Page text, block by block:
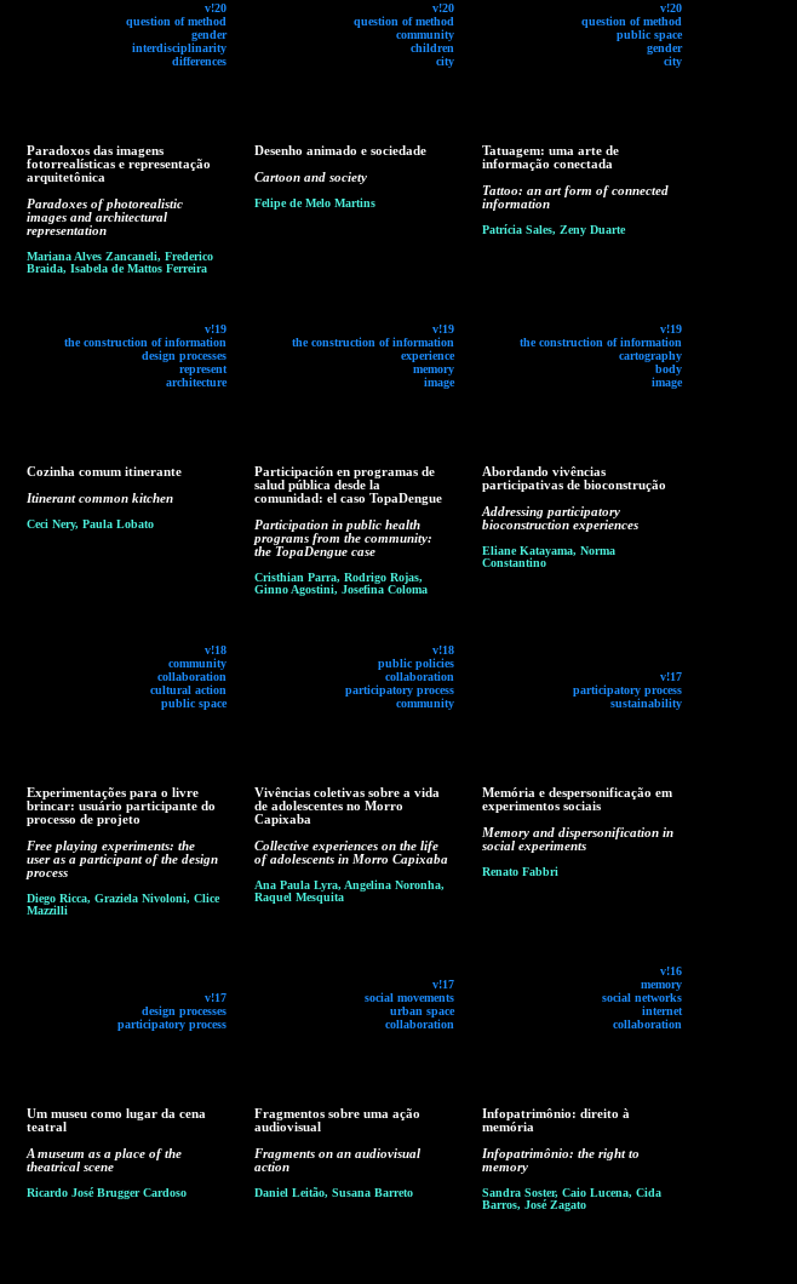
v!20
question of method
gender
interdisciplinarity
differences
v!20
question of method
community
children
city
v!20
question of method
public space
gender
city
Paradoxos das imagens
fotorrealísticas e representação
arquitetônica
Paradoxes of photorealistic
images and architectural
representation
Mariana Alves Zancaneli, Frederico
Braida, Isabela de Mattos Ferreira
v!19
the construction of information
design processes
represent
architecture
Desenho animado e sociedade
Cartoon and society
Felipe de Melo Martins
v!19
the construction of information
experience
memory
image
Tatuagem: uma arte de
informação conectada
Tattoo: an art form of connected
information
Patrícia Sales, Zeny Duarte
v!19
the construction of information
cartography
body
image
Cozinha comum itinerante
Itinerant common kitchen
Ceci Nery, Paula Lobato
v!18
community
collaboration
cultural action
public space
Participación en programas de
salud pública desde la
comunidad: el caso TopaDengue
Participation in public health
programs from the community:
the TopaDengue case
Cristhian Parra, Rodrigo Rojas,
Ginno Agostini, Josefina Coloma
v!18
public policies
collaboration
participatory process
community
Abordando vivências
participativas de bioconstrução
Addressing participatory
bioconstruction experiences
Eliane Katayama, Norma
Constantino
v!17
participatory process
sustainability
Experimentações para o livre
brincar: usuário participante do
processo de projeto
Free playing experiments: the
user as a participant of the design
process
Diego Ricca, Graziela Nivoloni, Clice
Mazzilli
v!17
design processes
participatory process
Vivências coletivas sobre a vida
de adolescentes no Morro
Capixaba
Collective experiences on the life
of adolescents in Morro Capixaba
Ana Paula Lyra, Angelina Noronha,
Raquel Mesquita
v!17
social movements
urban space
collaboration
Memória e despersonificação em
experimentos sociais
Memory and dispersonification in
social experiments
Renato Fabbri
v!16
memory
social networks
internet
collaboration
Um museu como lugar da cena
teatral
A museum as a place of the
theatrical scene
Ricardo José Brugger Cardoso
Fragmentos sobre uma ação
audiovisual
Fragments on an audiovisual
action
Daniel Leitão, Susana Barreto
Infopatrimônio: direito à
memória
Infopatrimônio: the right to
memory
Sandra Soster, Caio Lucena, Cida
Barros, José Zagato